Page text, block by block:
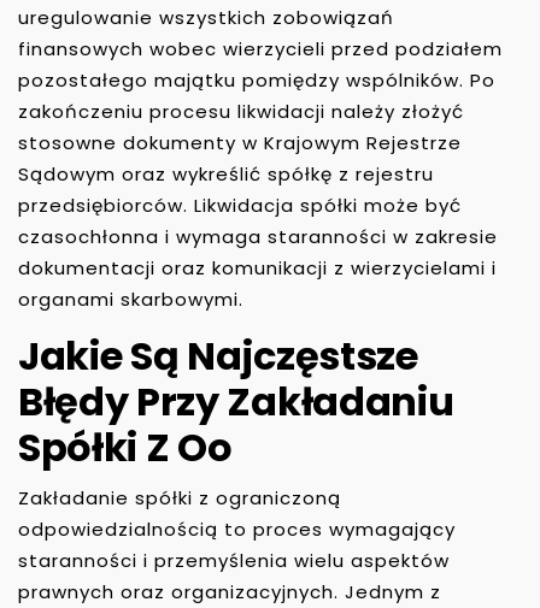
uregulowanie wszystkich zobowiązań
finansowych wobec wierzycieli przed podziałem
pozostałego majątku pomiędzy wspólników. Po
zakończeniu procesu likwidacji należy złożyć
stosowne dokumenty w Krajowym Rejestrze
Sądowym oraz wykreślić spółkę z rejestru
przedsiębiorców. Likwidacja spółki może być
czasochłonna i wymaga staranności w zakresie
dokumentacji oraz komunikacji z wierzycielami i
organami skarbowymi.
Jakie Są Najczęstsze
Błędy Przy Zakładaniu
Spółki Z Oo
Zakładanie spółki z ograniczoną
odpowiedzialnością to proces wymagający
staranności i przemyślenia wielu aspektów
prawnych oraz organizacyjnych. Jednym z